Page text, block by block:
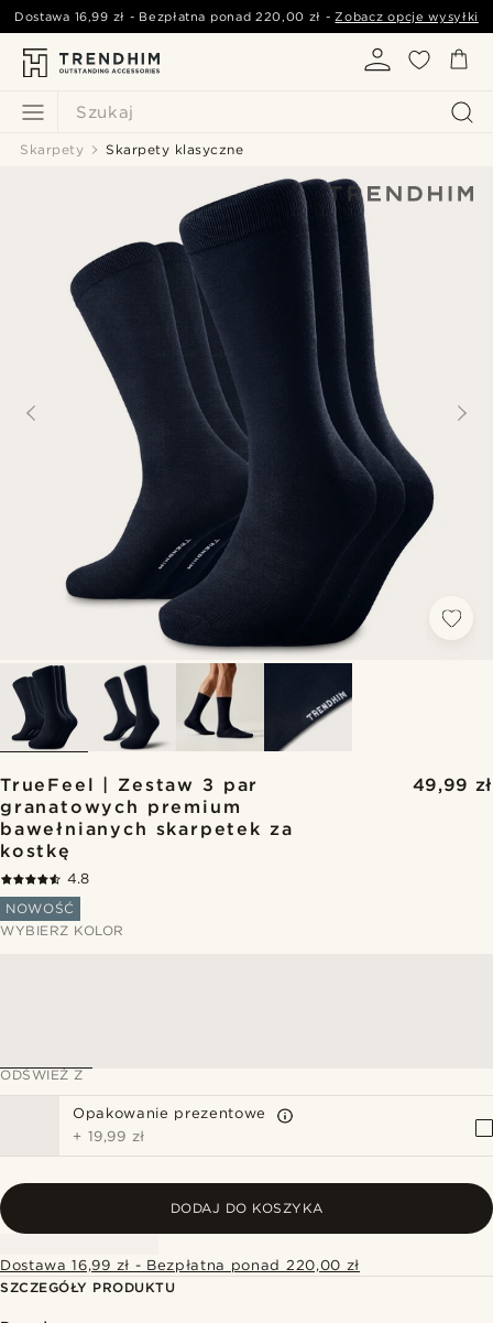
Szukaj
Dostawa 16,99 zł - Bezpłatna ponad220,00 zł -Zobacz opcje wysyłki
Skarpety Skarpety klasyczne
TrueFeel | Zestaw 3 par
granatowych premium
bawełnianych skarpetek za
kostkę
49,99 zł
4.8
NOWOŚĆ
WYBIERZ KOLOR
ODŚWIEŻ Z
Opakowanie prezentowe
+ 19,99 zł
DODAJ DO KOSZYKA
Dostawa 16,99 zł - Bezpłatna ponad 220,00 zł
SZCZEGÓŁY PRODUKTU